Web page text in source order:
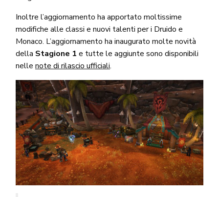
Inoltre l’aggiornamento ha apportato moltissime
modifiche alle classi e nuovi talenti per i Druido e
Monaco. L’aggiornamento ha inaugurato molte novità
della Stagione 1 e tutte le aggiunte sono disponibili
nelle note di rilascio ufficiali.